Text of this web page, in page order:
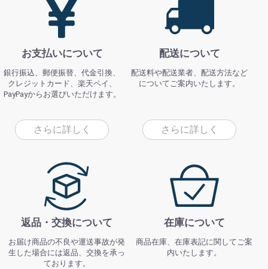
お支払いについて
銀行振込、郵便振替、代金引換、
クレジットカード、楽天ペイ、
PayPayからお選びいただけます。
さらに詳しく
配送について
配送料や配送業者、配送方法など
についてご案内いたします。
さらに詳しく
返品・交換について
お届け商品の不良や運送事故が発
生した場合には返品、交換を承っ
ております。
在庫について
商品在庫、在庫表記に関してご案
内いたします。